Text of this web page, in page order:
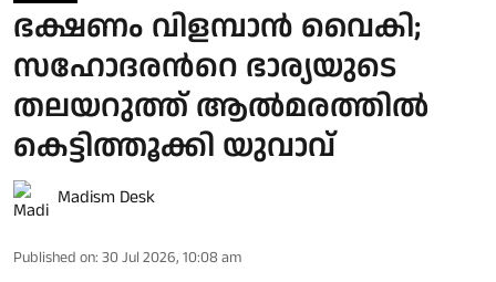
ഭക്ഷണം വിളമ്പാന്‍ വൈകി;
സഹോദരന്‍റെ ഭാര്യയുടെ
തലയറുത്ത് ആല്‍മരത്തില്‍
കെട്ടിത്തൂക്കി യുവാവ്
Madism Desk
Published on: 30 Jul 2026, 10:08 am